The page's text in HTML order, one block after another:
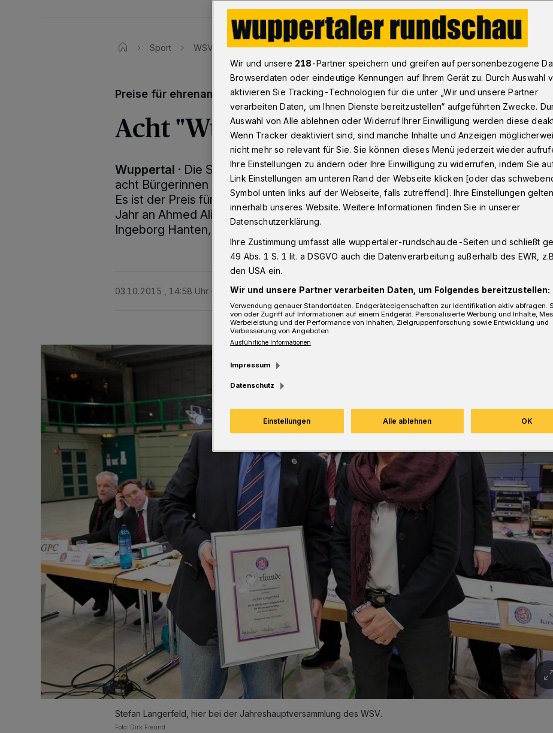
Sport WSV Acht "Wuppertaler" verliehen
Preise für ehrenamtliches Engegement
Acht "Wuppertaler" verliehen
Wuppertal · Die Stadt Wuppertal hat am Samstag (3. Oktober 2015)
acht Bürgerinnen und Bürger mit dem "Wuppertaler" ausgezeichnet.
Es ist der Preis für ehrenamtliches Engagement. Er geht in diesem
Jahr an Ahmed Ali, Bernd Engels, Heike Friel, Margarete Hahn,
Ingeborg Hanten, Peter Krampen, Stefan Langerfeld und Olaf Rosier.
03.10.2015 , 14:58 Uhr 4 Minuten Lesezeit
Stefan Langerfeld, hier bei der Jahreshauptversammlung des WSV.
Foto: Dirk Freund
Wir und unsere 218-Partner speichern und greifen auf personenbezogene
Browserdaten oder eindeutige Kennungen auf Ihrem Gerät zu. Durch Auswahl
aktivieren Sie Tracking-Technologien für die unter „Wir und unsere Partner
verarbeiten Daten, um Ihnen Dienste bereitzustellen“ aufgeführten Zwecke.
Auswahl von Alle ablehnen oder Widerruf Ihrer Einwilligung werden diese
Wenn Tracker deaktiviert sind, sind manche Inhalte und Anzeigen
nicht mehr so relevant für Sie. Sie können dieses Menü jederzeit wieder
Ihre Einstellungen zu ändern oder Ihre Einwilligung zu widerrufen, indem Sie
Link Einstellungen am unteren Rand der Webseite klicken [oder das
Symbol unten links auf der Webseite, falls zutreffend]. Ihre Einstellungen gelten
innerhalb unseres Website. Weitere Informationen finden Sie in unserer
Datenschutzerklärung.
Ihre Zustimmung umfasst alle wuppertaler-rundschau.de-Seiten und schließt
49 Abs. 1 S. 1 lit. a DSGVO auch die Datenverarbeitung außerhalb des EWR,
den USA ein.
Wir und unsere Partner verarbeiten Daten, um Folgendes bereitzustellen:
Verwendung genauer Standortdaten. Endgeräteeigenschaften zur Identifikation aktiv abfragen.
von oder Zugriff auf Informationen auf einem Endgerät. Personalisierte Werbung und Inhalte,
Werbeleistung und der Performance von Inhalten, Zielgruppenforschung sowie Entwicklung und
Verbesserung von Angeboten.
Ausführliche Informationen
Impressum
Datenschutz
Einstellungen Alle ablehnen OK